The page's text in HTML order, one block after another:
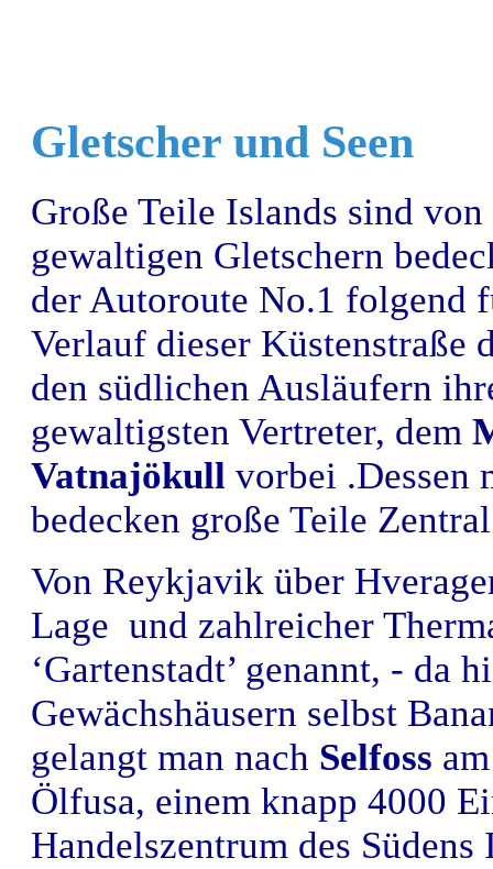
Gletscher und Seen
Große Teile Islands sind von
gewaltigen Gletschern
der Autoroute No.1 folgend
Verlauf dieser Küstenstraße
den südlichen Ausläufern
gewaltigsten Vertreter, dem
Vatnajökull vorbei .Dessen
bedecken große Teile
Von Reykjavik über
Lage und zahlreicher
‘Gartenstadt’ genannt, - da
Gewächshäusern selbst
gelangt man nach Selfoss
Ölfusa, einem knapp 4000
Handelszentrum des Südens